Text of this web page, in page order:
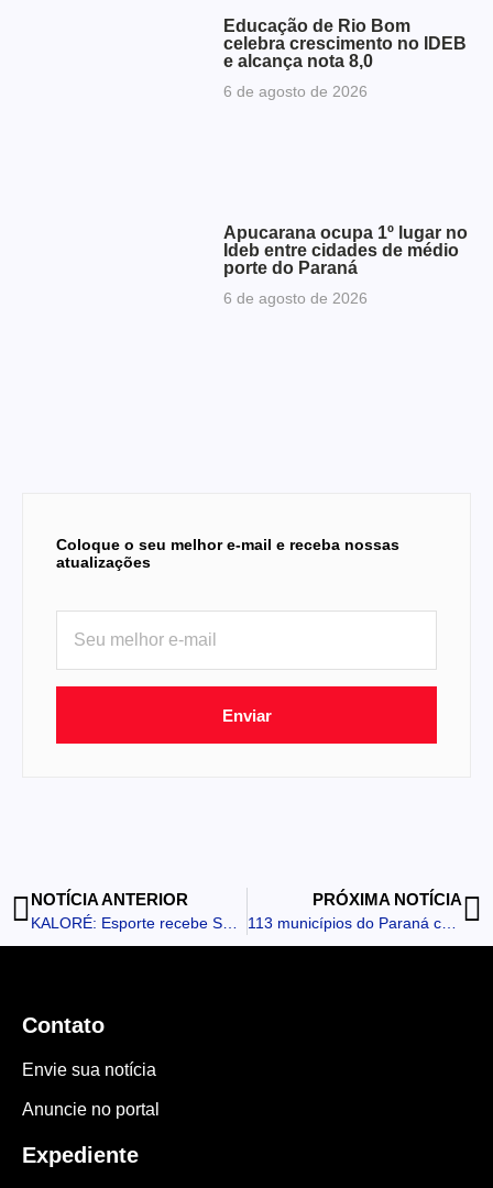
Educação de Rio Bom
celebra crescimento no IDEB
e alcança nota 8,0
6 de agosto de 2026
Apucarana ocupa 1º lugar no
Ideb entre cidades de médio
porte do Paraná
6 de agosto de 2026
Coloque o seu melhor e-mail e receba nossas
atualizações
Enviar
NOTÍCIA ANTERIOR PRÓXIMA NOTÍCIA
113 municípios do Paraná correm risco de perder recursos do Fundeb em 2027
Contato
Envie sua notícia
Anuncie no portal
Expediente